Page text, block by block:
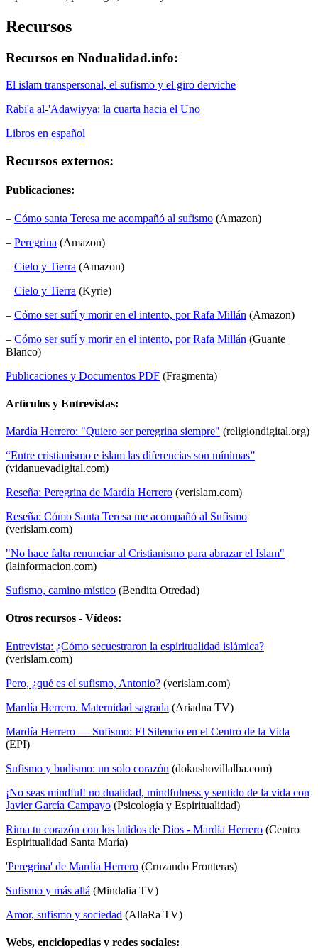
Recursos
Recursos en Nodualidad.info:
El islam transpersonal, el sufismo y el giro derviche
Rabi'a al-'Adawiyya: la cuarta hacia el Uno
Libros en español
Recursos externos:
Publicaciones:
– Cómo santa Teresa me acompañó al sufismo (Amazon)
– Peregrina (Amazon)
– Cielo y Tierra (Amazon)
– Cielo y Tierra (Kyrie)
– Cómo ser sufí y morir en el intento, por Rafa Millán (Amazon)
– Cómo ser sufí y morir en el intento, por Rafa Millán (Guante
Blanco)
Publicaciones y Documentos PDF (Fragmenta)
Artículos y Entrevistas:
Mardía Herrero: "Quiero ser peregrina siempre" (religiondigital.org)
“Entre cristianismo e islam las diferencias son mínimas”
(vidanuevadigital.com)
Reseña: Peregrina de Mardía Herrero (verislam.com)
Reseña: Cómo Santa Teresa me acompañó al Sufismo
(verislam.com)
"No hace falta renunciar al Cristianismo para abrazar el Islam"
(lainformacion.com)
Sufismo, camino místico (Bendita Otredad)
Otros recursos - Vídeos:
Entrevista: ¿Cómo secuestraron la espiritualidad islámica?
(verislam.com)
Pero, ¿qué es el sufismo, Antonio? (verislam.com)
Mardía Herrero. Maternidad sagrada (Ariadna TV)
Mardía Herrero — Sufismo: El Silencio en el Centro de la Vida
(EPI)
Sufismo y budismo: un solo corazón (dokushovillalba.com)
¡No seas mindful! no dualidad, mindfulness y sentido de la vida con
Javier García Campayo (Psicología y Espiritualidad)
Rima tu corazón con los latidos de Dios - Mardía Herrero (Centro
Espiritualidad Santa María)
'Peregrina' de Mardía Herrero (Cruzando Fronteras)
Sufismo y más allá (Mindalia TV)
Amor, sufismo y sociedad (AllaRa TV)
Webs, enciclopedias y redes sociales: